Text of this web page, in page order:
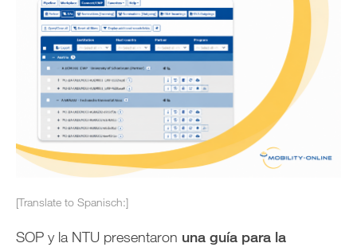
[Translate to Spanisch:]
SOP y la NTU presentaron una guía para la